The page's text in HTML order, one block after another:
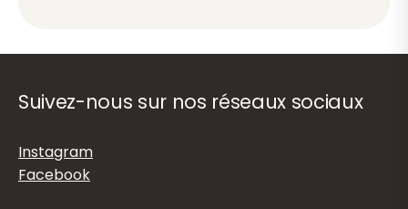
Suivez-nous sur nos réseaux sociaux
Instagram
Facebook